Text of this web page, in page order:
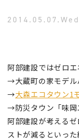
2014.05.07.Wed
阿部建設ではゼロエ
→大蔵町の家モデル
→大森エコタウン1
→防災タウン「味岡
阿部建設が考える
ストが減るといっ